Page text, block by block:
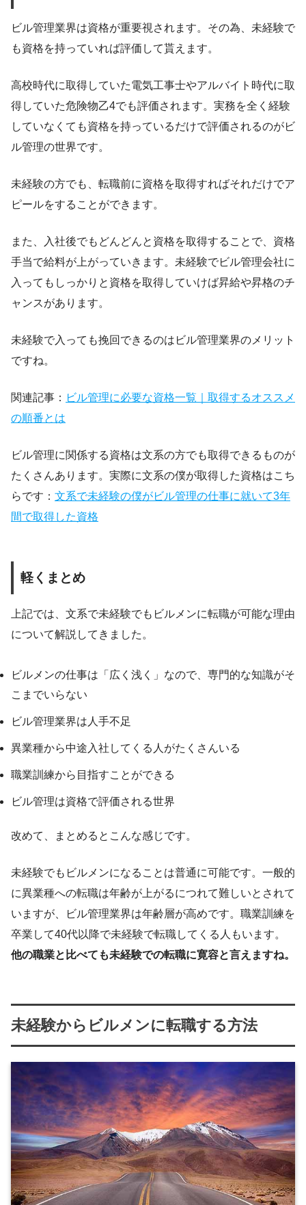
ビル管理業界は資格が重要視されます。その為、未経験で
も資格を持っていれば評価して貰えます。
高校時代に取得していた電気工事士やアルバイト時代に取
得していた危険物乙4でも評価されます。実務を全く経験
していなくても資格を持っているだけで評価されるのがビ
ル管理の世界です。
未経験の方でも、転職前に資格を取得すればそれだけでア
ピールをすることができます。
また、入社後でもどんどんと資格を取得することで、資格
手当で給料が上がっていきます。未経験でビル管理会社に
入ってもしっかりと資格を取得していけば昇給や昇格のチ
ャンスがあります。
未経験で入っても挽回できるのはビル管理業界のメリット
ですね。
関連記事： ビル管理に必要な資格一覧｜取得するオススメ
の順番とは
ビル管理に関係する資格は文系の方でも取得できるものが
たくさんあります。実際に文系の僕が取得した資格はこち
らです： 文系で未経験の僕がビル管理の仕事に就いて3年
間で取得した資格
軽くまとめ
上記では、文系で未経験でもビルメンに転職が可能な理由
について解説してきました。
ビルメンの仕事は「広く浅く」なので、専門的な知識がそ
こまでいらない
ビル管理業界は人手不足
異業種から中途入社してくる人がたくさんいる
職業訓練から目指すことができる
ビル管理は資格で評価される世界
改めて、まとめるとこんな感じです。
未経験でもビルメンになることは普通に可能です。一般的
に異業種への転職は年齢が上がるにつれて難しいとされて
いますが、ビル管理業界は年齢層が高めです。職業訓練を
卒業して40代以降で未経験で転職してくる人もいます。
他の職業と比べても未経験での転職に寛容と言えますね。
未経験からビルメンに転職する方法